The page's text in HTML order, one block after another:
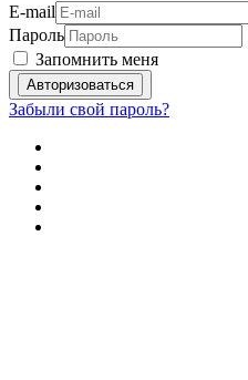
E-mail
Пароль
Запомнить меня
Забыли свой пароль?